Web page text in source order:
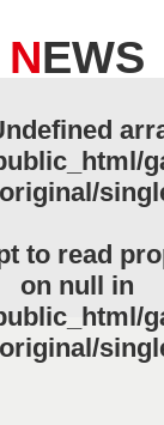
NEWS
to read
on null in